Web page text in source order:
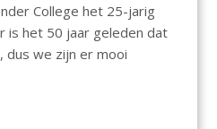
College het 25-jarig
is het 50 jaar geleden dat
dus we zijn er mooi